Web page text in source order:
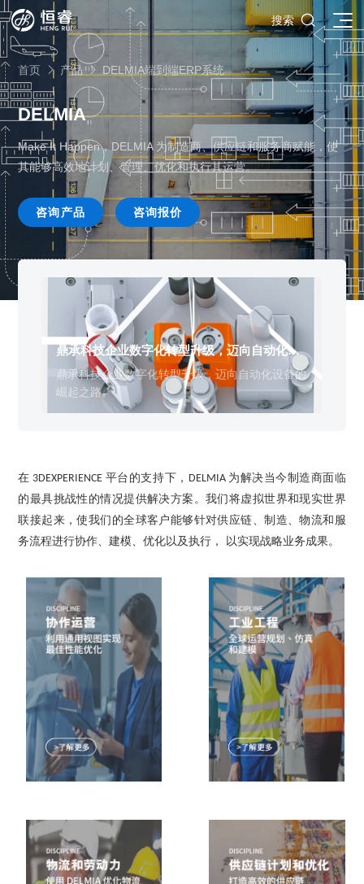
SOLIDWORKS研发设计
SOLIDWORKS 3D CAD
SOLIDWORKS 2D CAD
SOLIDWORKS 3D电气设计
SIMULATION结构仿真分析
查看全部
多学科仿真
了解SIMULIA多学科仿真应用
CST电磁仿真
Abaqus有限元仿真分析
Xflow流体仿真
 查看全部
3DEXPERIENCE云平台
什么是3DEXPERIENCE平台？
3DEXPERIENCE on the Cloud
3DEXPERIENCE Marketplace
推荐项目
ENOVIA产品全生命周期管理（PLM）
BIOVIA生命科学和材料科学
SOLIDWORKS PDM产品数据管理
推荐工具
DriveWorks参数化工具
SOLIDWORKS Inspection质量检验
​SOLIDWORKS Manage项目管理
DELMIA端到端ERP系统
增值服务-参数化
增值服务-标准化
可视化&数字孪生技术
 查看全部
面向工业
船舶与海洋工程解决方案
工程设备设计解决方案
航天航空行业解决方案
能源行业数字化解决方案
机械设备行业数字化解决方案
生命科学行业数字化解决方案
面向公司与个人
初创企业
面向学术界
教育工作者
研究人员
学生/初学者
产品的技术
最新版本
资源下载
技术文章
系统要求
恒睿课堂
热门视频
精选视频
往期视频
西南培训中心
走进西南培训中心
认证目录
在线培训
SolidWorks采购指南：正版软件的成本构成与价值解析
SolidWorks代理商级别全解析：成都恒睿在西南区域凭
什么值得信赖？
SOLIDWORKS购买如何选择代理商？一文看懂避坑指南
学习SOLIDWORKS需要多长时间?
SOLIDWORKS仿真这块有必要学习吗？
技术类
公司简介
新闻资讯
行业资讯
产品报价
获取SOLIDWORKS报价
联系我们
产品/服务
获取试用版
软件二次开发
校企合作
联系研究销售部门
商务合作
搜索 
首页  产品  DELMIA端到端ERP系统
DELMIA
Make It Happen，DELMIA 为制造商、供应链和服务商赋能，使
其能够高效地计划、管理、优化和执行其运营。
咨询产品 咨询报价
鼎承科技企业数字化转型升级，迈向自动化设
备的崛起之路
鼎承科技企业数字化转型升级，迈向自动化设备的
崛起之路。
在 3DEXPERIENCE 平台的支持下， DELMIA 为解决当今制造商面临
的最具挑战性的情况提供解决方案。我们将虚拟世界和现实世界
联接起来，使我们的全球客户能够针对供应链、制造、物流和服
务流程进行协作、建模、优化以及执行， 以实现战略业务成果。